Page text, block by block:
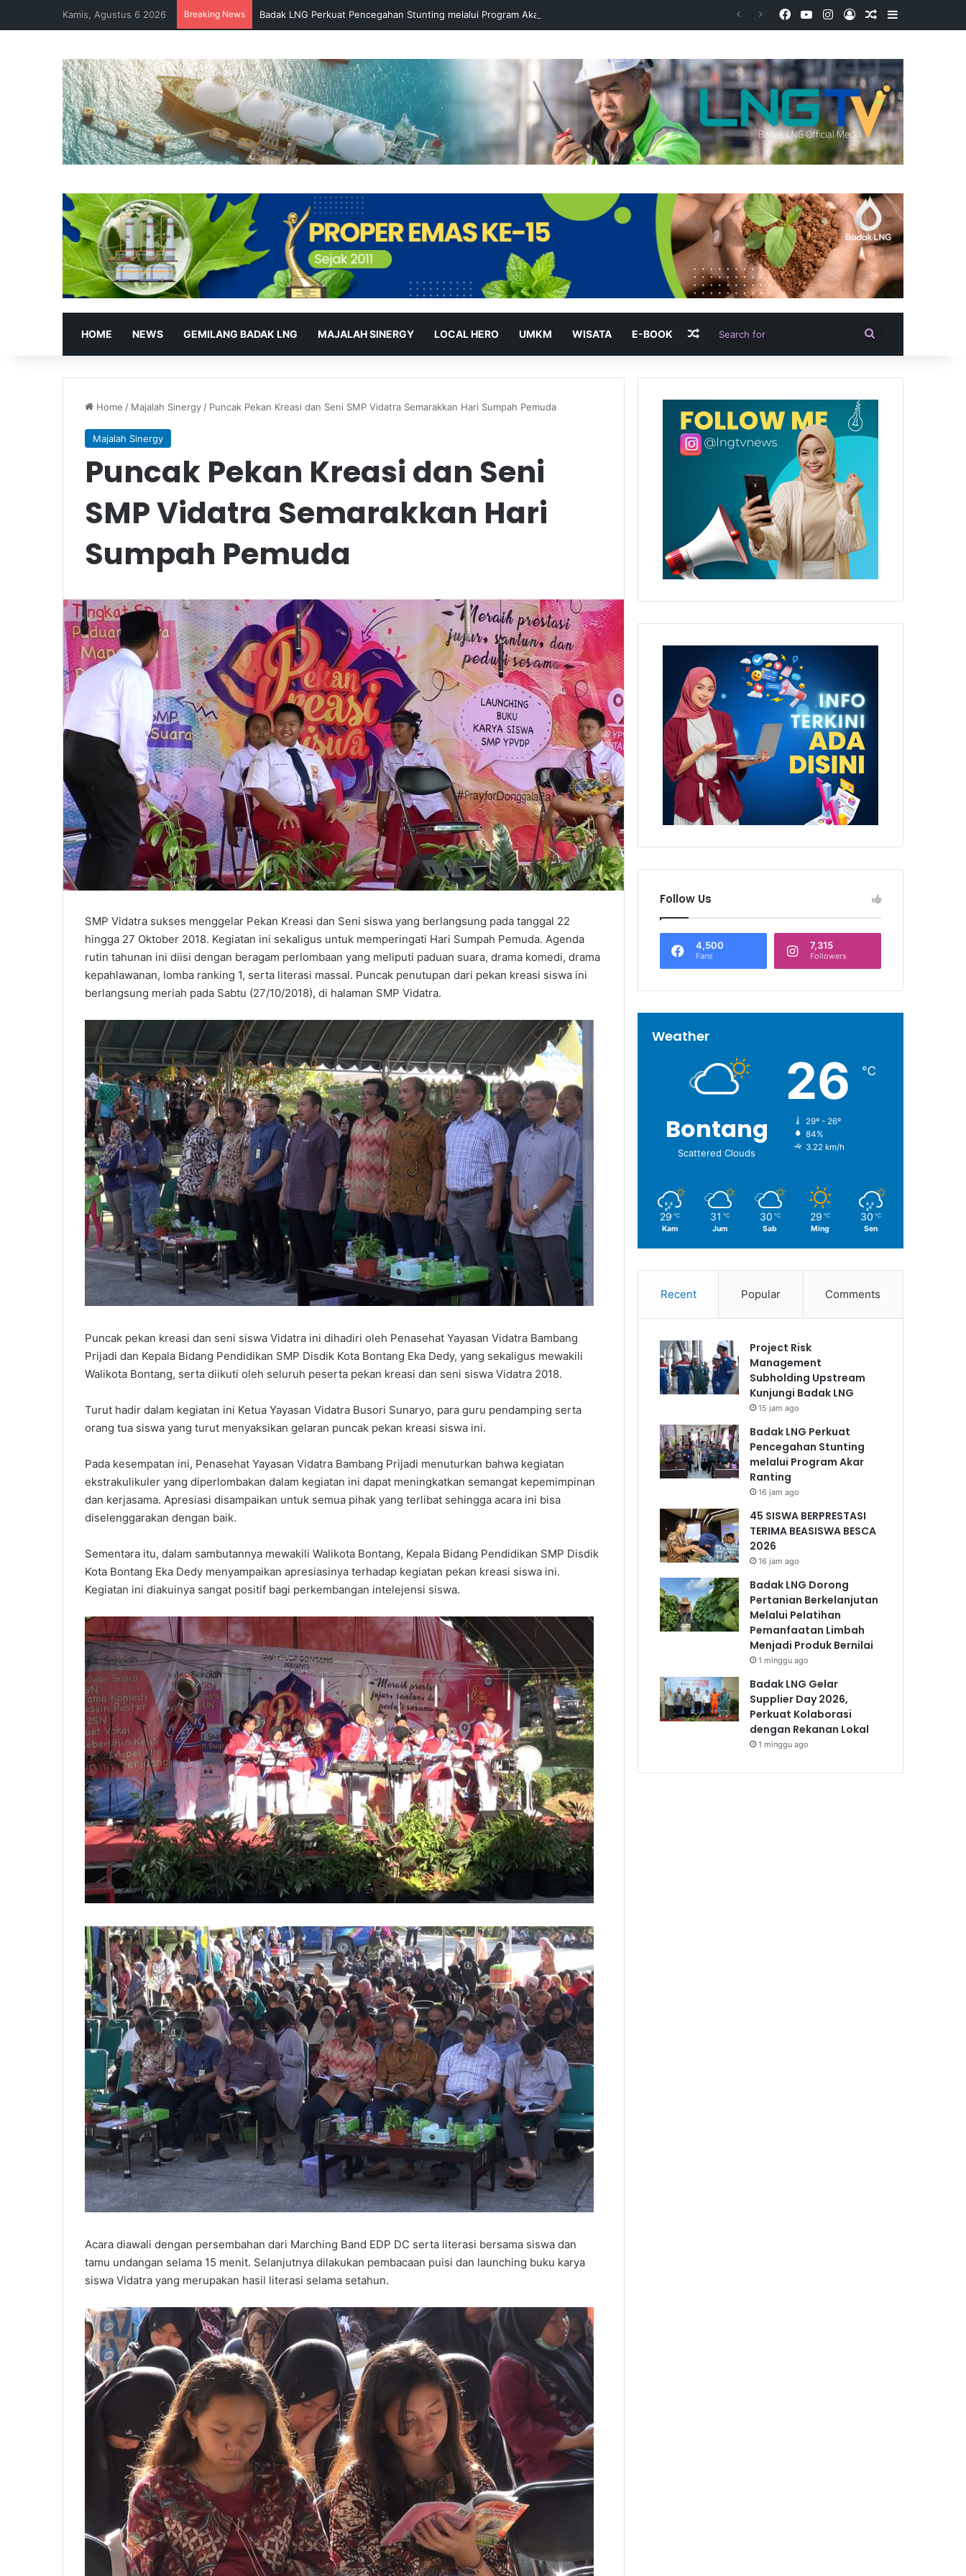
Kamis, Agustus 6 2026 Breaking News Badak LNG Perkuat Pencegahan Stunting melalui Program Akar Ranting Facebook
YouTubeInstagram
Log InRandom Article
Sidebar
HOME NEWS GEMILANG BADAK LNG MAJALAH SINERGY LOCAL HERO UMKM WISATA E-BOOK Random Article
for
Home / Majalah Sinergy/ Puncak Pekan Kreasi dan Seni SMP Vidatra Semarakkan Hari Sumpah Pemuda
Majalah Sinergy
Puncak Pekan Kreasi dan Seni
SMP Vidatra Semarakkan Hari
Sumpah Pemuda
SMP Vidatra sukses menggelar Pekan Kreasi dan Seni siswa yang berlangsung pada tanggal 22
hingga 27 Oktober 2018. Kegiatan ini sekaligus untuk memperingati Hari Sumpah Pemuda. Agenda
rutin tahunan ini diisi dengan beragam perlombaan yang meliputi paduan suara, drama komedi, drama
kepahlawanan, lomba ranking 1, serta literasi massal. Puncak penutupan dari pekan kreasi siswa ini
berlangsung meriah pada Sabtu (27/10/2018), di halaman SMP Vidatra.
Puncak pekan kreasi dan seni siswa Vidatra ini dihadiri oleh Penasehat Yayasan Vidatra Bambang
Prijadi dan Kepala Bidang Pendidikan SMP Disdik Kota Bontang Eka Dedy, yang sekaligus mewakili
Walikota Bontang, serta diikuti oleh seluruh peserta pekan kreasi dan seni siswa Vidatra 2018.
Turut hadir dalam kegiatan ini Ketua Yayasan Vidatra Busori Sunaryo, para guru pendamping serta
orang tua siswa yang turut menyaksikan gelaran puncak pekan kreasi siswa ini.
Pada kesempatan ini, Penasehat Yayasan Vidatra Bambang Prijadi menuturkan bahwa kegiatan
ekstrakulikuler yang diperlombakan dalam kegiatan ini dapat meningkatkan semangat kepemimpinan
dan kerjasama. Apresiasi disampaikan untuk semua pihak yang terlibat sehingga acara ini bisa
diselenggarakan dengan baik.
Sementara itu, dalam sambutannya mewakili Walikota Bontang, Kepala Bidang Pendidikan SMP Disdik
Kota Bontang Eka Dedy menyampaikan apresiasinya terhadap kegiatan pekan kreasi siswa ini.
Kegiatan ini diakuinya sangat positif bagi perkembangan intelejensi siswa.
Acara diawali dengan persembahan dari Marching Band EDP DC serta literasi bersama siswa dan
tamu undangan selama 15 menit. Selanjutnya dilakukan pembacaan puisi dan launching buku karya
siswa Vidatra yang merupakan hasil literasi selama setahun.
Follow Us
4,500
Fans
7,315
Followers
Weather
Bontang
Scattered Clouds
26 ℃
29º - 26º
84%
3.22 km/h
29 ℃
Kam
31 ℃
Jum
30 ℃
Sab
29 ℃
Ming
30 ℃
Sen
Recent Popular Comments
Project Risk
Management
Subholding Upstream
Kunjungi Badak LNG
15 jam ago
Badak LNG Perkuat
Pencegahan Stunting
melalui Program Akar
Ranting
16 jam ago
45 SISWA BERPRESTASI
TERIMA BEASISWA BESCA
2026
16 jam ago
Badak LNG Dorong
Pertanian Berkelanjutan
Melalui Pelatihan
Pemanfaatan Limbah
Menjadi Produk Bernilai
1 minggu ago
Badak LNG Gelar
Supplier Day 2026,
Perkuat Kolaborasi
dengan Rekanan Lokal
1 minggu ago